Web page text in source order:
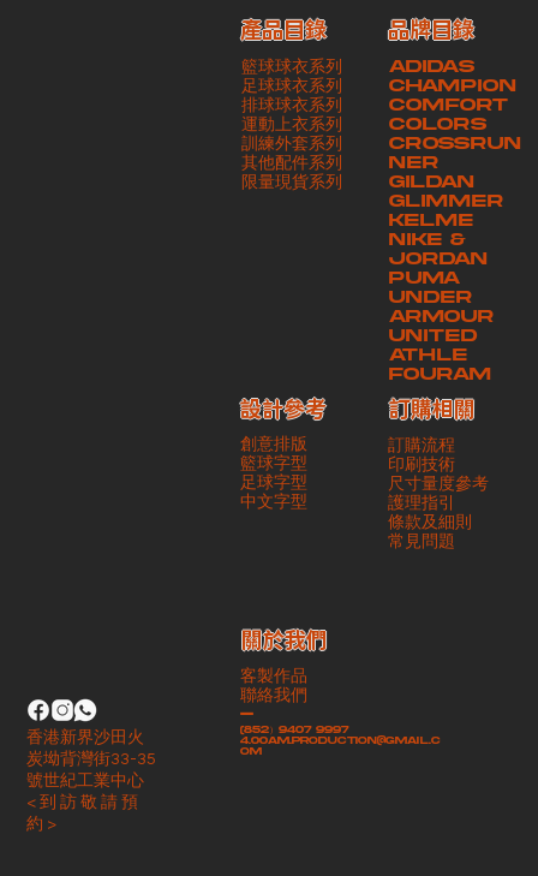
相關價目，貴客最終確認後將獲取正式完整單據，請安排繳付貨款訂金以
啟動貨品製作 4 / 商品印製 訂金核實後，4AM 團隊將隨即開始製作 5
/ 貨品提取 商品製作完成後，4AM 團隊將聯絡貴客安排貨款餘額及提取
貨品。貴客可選擇最適合的付款方式以及取貨安排
交易單據。如貴客欲更改電郵地址，請與 4AM 團隊聯絡 - 貴客的付款
記錄可透過電郵 或 WhatsApp平台（ 請註明訂單編號 ）交予4AM 團
隊核實有關款項 - 任何轉帳或換匯交易手續費等額外費用，一概不歸屬
本公司之責任 - 貴客請於收獲本公司正式訂購單據後 3 個工作天內安排
付款。如未能按期繳付所需款項，貴客須緻交因逾期所衍生之額外行政費
請與4AM團隊職員聯絡預約取貨時間｜​ ・ GoGoVan ｜即日完成配送
服務｜運費由貴客現金支付司機｜ ・ 順豐速運 ｜貨件運送需要多於2－
3個工作天｜到付｜​ - 貴客請於貨品可取日起之 10 個工作天內安排提取
貨品，如逾期未取，本公司將不予保存相關貨品。有關貨款訂金將不予歸
還，貴客仍須負責貨款餘額 - 貴客請於收貨時小心核對貨品數量及檢查
貨品品質 - 基於 S.F. Express / GoGoVan 等託運商為第三方服務，
本公司將保證貨品安全到達第三方手中。如第三方在運送過程中引致任何
有關貨品之遺失、損毀、誤投或運送延誤，本公司一律不負責
產品目錄
籃球球衣系列
足球球衣系列
排球球衣系列
運動上衣系列
訓練外套系列
其他配件系列
​限量現貨系列
ADIDAS
CHAMPION
COMFORT
COLORS
CROSSRUN
NER
GILDAN
GLIMMER
KELME
NIKE &
JORDAN
PUMA
UNDER
ARMOUR
UNITED
ATHLE
FOURAM
品牌目錄
創意排版
籃球字型
足球字型
​中文字型
設計參考
訂購流程
印刷技術
尺寸量度參考
護理指引
條款及細則
​常見問題
訂購相關
客製作品
聯絡我們
-
(852）9407 9997
4.00am.production@gmail.c
om
​關於我們
香港新界沙田火
炭坳背灣街33-35
號世紀工業中心
< 到 訪 敬 請 預
約 >